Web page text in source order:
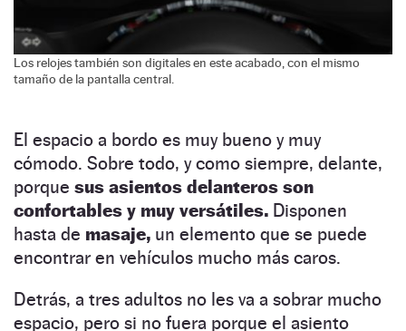
Los relojes también son digitales en este acabado, con el mismo
tamaño de la pantalla central.
El espacio a bordo es muy bueno y muy
cómodo. Sobre todo, y como siempre, delante,
porque sus asientos delanteros son
confortables y muy versátiles. Disponen
hasta de masaje, un elemento que se puede
encontrar en vehículos mucho más caros.
Detrás, a tres adultos no les va a sobrar mucho
espacio, pero si no fuera porque el asiento